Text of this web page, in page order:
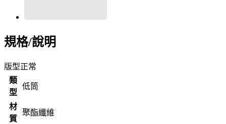
規格/說明
版型正常
類
型
低筒
材
質
聚酯纖維